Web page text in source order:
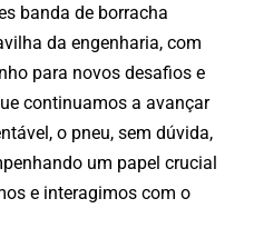
banda de borracha
da engenharia, com
para novos desafios e
continuamos a avançar
o pneu, sem dúvida,
um papel crucial
e interagimos com o